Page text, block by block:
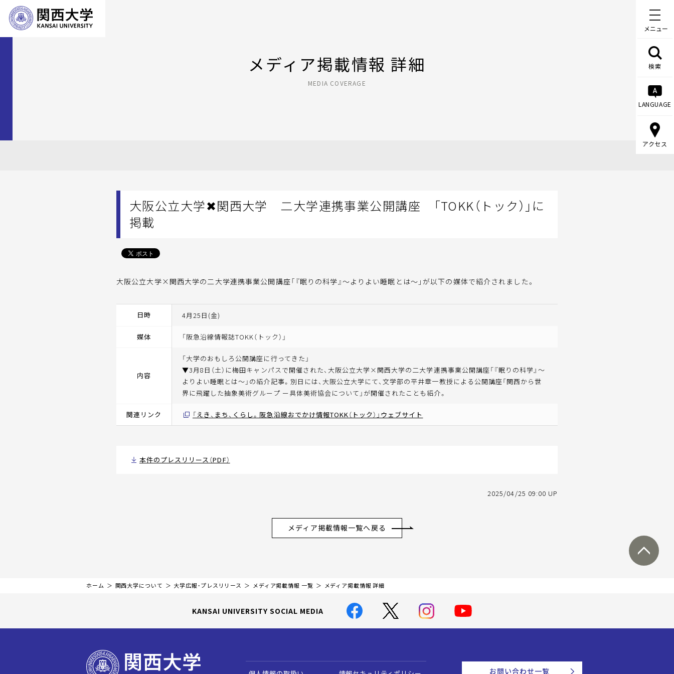
メニュー
検索
LANGUAGE
アクセス
メディア掲載情報 詳細
MEDIA COVERAGE
大阪公立大学✖関西大学 二大学連携事業公開講座 「TOKK（トック）」に
掲載
大阪公立大学×関西大学の二大学連携事業公開講座「『眠りの科学』～よりよい睡眠とは～」が以下の媒体で紹介されました。
日時 4月25日(金)
媒体 「阪急沿線情報誌TOKK（トック）」
内容
「大学のおもしろ公開講座に行ってきた」
▼3月8日（土）に梅田キャンパスで開催された、大阪公立大学×関西大学の二大学連携事業公開講座「『眠りの科学』～
よりよい睡眠とは～」の紹介記事。別日には、大阪公立大学にて、文学部の平井章一教授による公開講座「関西から世
界に飛躍した抽象美術グループ ー具体美術協会について」が開催されたことも紹介。
関連リンク 「えき、まち、くらし。阪急沿線おでかけ情報TOKK（トック）」ウェブサイト
本件のプレスリリース（PDF）
2025/04/25 09:00 UP
メディア掲載情報一覧へ戻る
ホーム 関西大学について 大学広報・プレスリリース メディア掲載情報 一覧 メディア掲載情報 詳細
KANSAI UNIVERSITY SOCIAL MEDIA
お問い合わせ一覧